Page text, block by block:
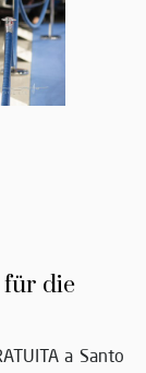
für die
a Santo